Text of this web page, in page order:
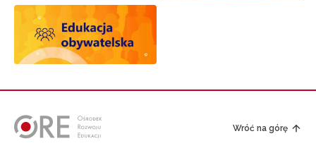
Wróć na górę